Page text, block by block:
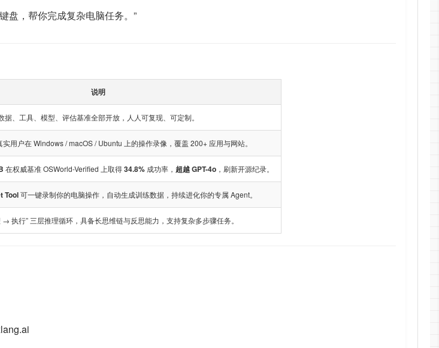
盘，帮你完成复杂电脑任务。”
说明
据、工具、模型、评估基准全部开放，人人可复现、可定制。
实用户在 Windows / macOS / Ubuntu 上的操作录像，覆盖 200+ 应用与网站。
在权威基准 OSWorld-Verified 上取得34.8% 成功率， 超越 GPT-4o ，刷新开源纪录。
Tool可一键录制你的电脑操作，自动生成训练数据，持续进化你的专属 Agent。
执行” 三层推理循环，具备长思维链与反思能力，支持复杂多步骤任务。